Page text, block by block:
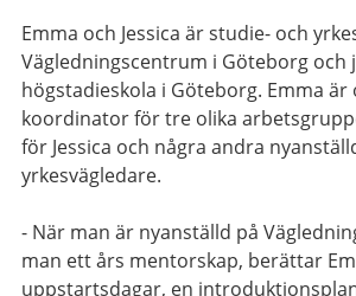
Emma och Jessica är studie- och
Vägledningscentrum i Göteborg och
högstadieskola i Göteborg. Emma är
koordinator för tre olika
för Jessica och några andra
yrkesvägledare.
- När man är nyanställd på
man ett års mentorskap, berättar
uppstartsdagar, en